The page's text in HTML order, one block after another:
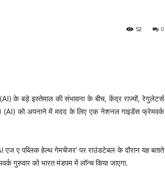
0
52
के बड़े इस्तेमाल की संभावना के बीच, केंद्र राज्यों, रेगुलेटर्स
(AI) को अपनाने में मदद के लिए एक नेशनल गाइडेंस फ्रेमवर्क
एज ए पब्लिक हेल्थ गेमचेंजर’ पर राउंडटेबल के दौरान यह बताते
गुरुवार को भारत मंडपम में लॉन्च किया जाएगा.